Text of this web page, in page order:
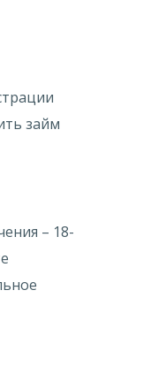
займ
– 18-